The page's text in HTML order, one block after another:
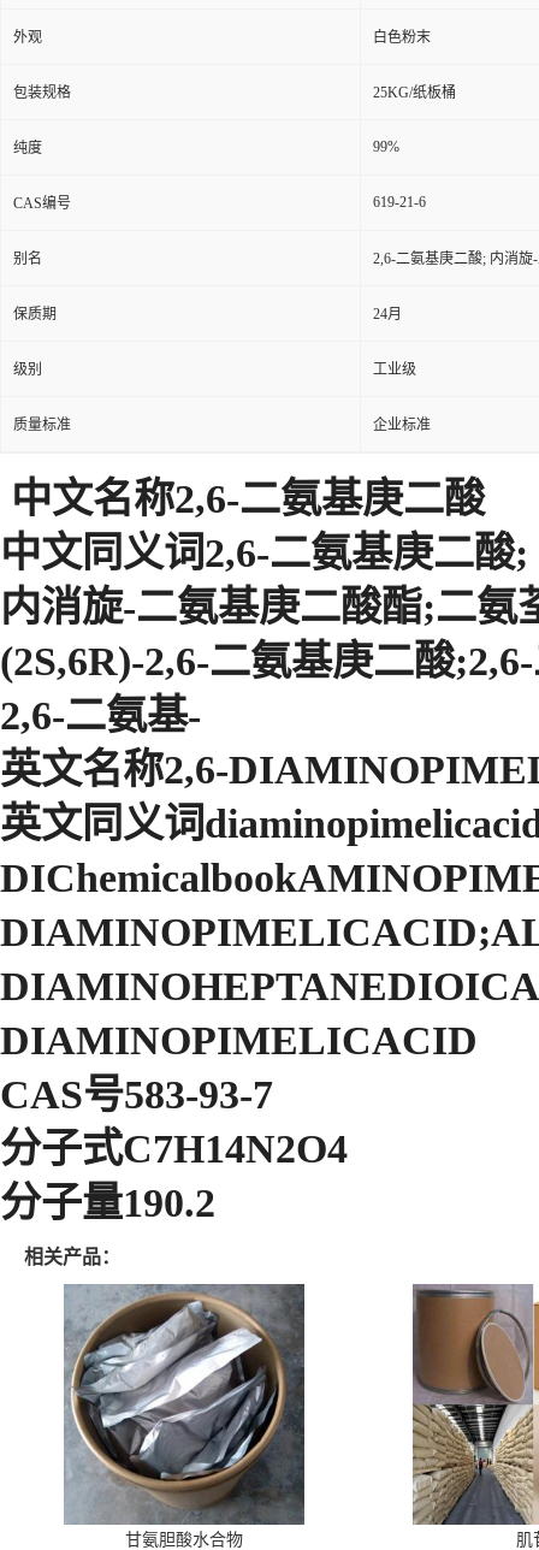
外观 白色粉末
包装规格 25KG/纸板桶
纯度 99%
CAS编号 619-21-6
别名 2,6-二氨基庚二酸; 内消
保质期 24月
级别 工业级
质量标准 企业标准
中文名称2,6-二氨基庚二酸
中文同义词2,6-二氨基庚二酸;
内消旋-二氨基庚二酸酯;二
(2S,6R)-2,6-二氨基庚二酸
2,6-二氨基-
英文名称2,6-
英文同义词
DIAMINOPIMELICACID
CAS号583-93-7
分子式C7H14N2O4
分子量190.2
相关产品：
甘氨胆酸水合物 肌